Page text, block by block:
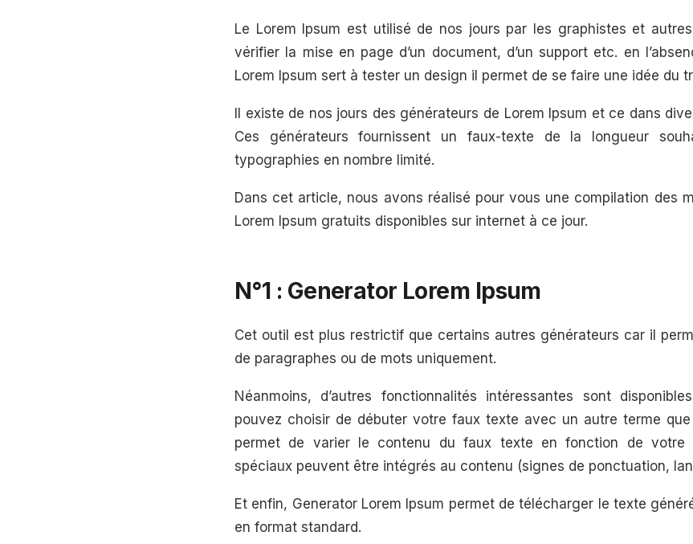
Le Lorem Ipsum est utilisé de nos jours par les graphistes et
vérifier la mise en page d’un document, d’un support etc. en
Lorem Ipsum sert à tester un design il permet de se faire une idée du
Il existe de nos jours des générateurs de Lorem Ipsum et ce dans
Ces générateurs fournissent un faux-texte de la longueur
typographies en nombre limité.
Dans cet article, nous avons réalisé pour vous une compilation des
Lorem Ipsum gratuits disponibles sur internet à ce jour.
N°1 : Generator Lorem Ipsum
Cet outil est plus restrictif que certains autres générateurs car il
de paragraphes ou de mots uniquement.
Néanmoins, d’autres fonctionnalités intéressantes sont
pouvez choisir de débuter votre faux texte avec un autre terme
permet de varier le contenu du faux texte en fonction de votre
spéciaux peuvent être intégrés au contenu (signes de ponctuation,
Et enfin, Generator Lorem Ipsum permet de télécharger le texte
en format standard.